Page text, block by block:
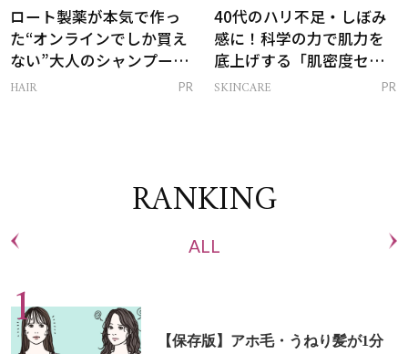
ロート製薬が本気で作っ
た“オンラインでしか買え
ない”大人のシャンプー＆
トリートメントって？
HAIR PR
40代のハリ不足・しぼみ
感に！科学の力で肌力を
底上げする「肌密度セラ
ム」
SKINCARE PR
RANKING
ALL
【保存版】アホ毛・うねり髪が1分